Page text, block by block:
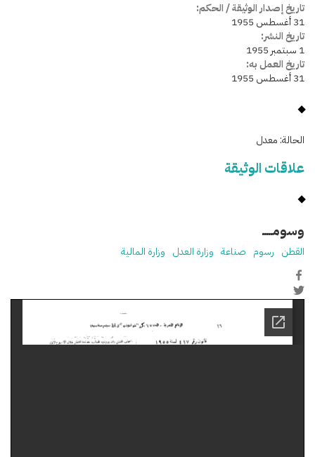
تاريخ إصدار الوثيقة / الحكم:
31 أغسطس 1955
تاريخ النشر:
1 سبتمبر 1955
تاريخ العمل به:
31 أغسطس 1955
الحالة: معدل
علاقات الوثيقة
وسومـــــ
القطن رسوم صناعة وزارة العدل وزارة المالية